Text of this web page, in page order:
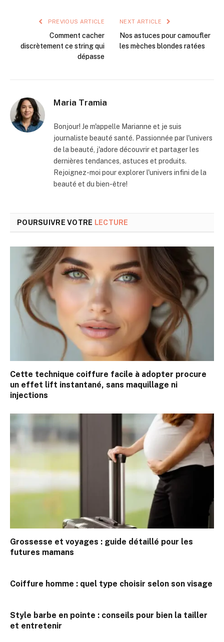
PREVIOUS ARTICLE
Comment cacher
discrètement ce string qui
dépasse
NEXT ARTICLE
Nos astuces pour camoufler
les mèches blondes ratées
Maria Tramia
Bonjour! Je m'appelle Marianne et je suis
journaliste beauté santé. Passionnée par l'univers
de la beauté, j'adore découvrir et partager les
dernières tendances, astuces et produits.
Rejoignez-moi pour explorer l'univers infini de la
beauté et du bien-être!
POURSUIVRE VOTRE LECTURE
Cette technique coiffure facile à adopter procure
un effet lift instantané, sans maquillage ni
injections
Grossesse et voyages : guide détaillé pour les
futures mamans
Coiffure homme : quel type choisir selon son visage
Style barbe en pointe : conseils pour bien la tailler
et entretenir